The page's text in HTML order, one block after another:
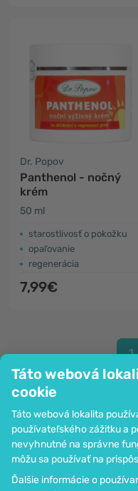
Táto webová
cookie
Táto webová lokalita
používateľského zážitku a
nevyhnutné na správne
môžu sa používať na
Ďalšie informácie o
Dr. Popov
Panthenol - nočný
krém
50 ml
starostlivosť o pokožku
opaľovanie
regenerácia
7,99€
1
Spoločnosť
Informácie
Pripoj sa k nám